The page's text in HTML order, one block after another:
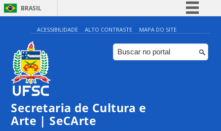
BRASIL
Simplifique!
Comunica BR
Participe
ACESSIBILIDADE ALTO CONTRASTE MAPA DO SITE
Secretaria de Cultura e
Arte | SeCArte